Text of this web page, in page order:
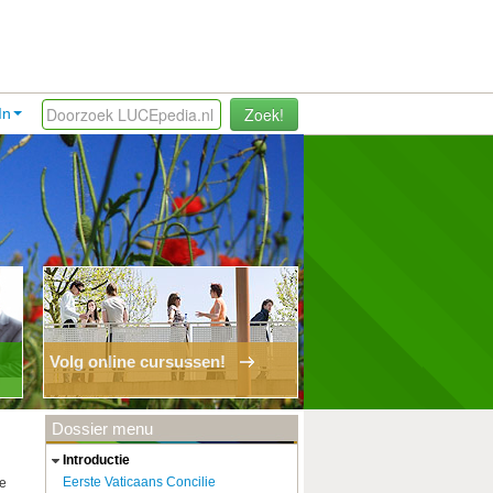
Zoek!
Volg online cursussen!
Dossier menu
introductie
Eerste Vaticaans Concilie